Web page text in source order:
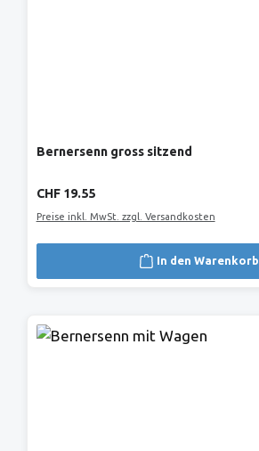
Bernersenn gross sitzend
Regulärer Preis:
CHF 19.55
Preise inkl. MwSt. zzgl. Versandkosten
In den Warenkorb